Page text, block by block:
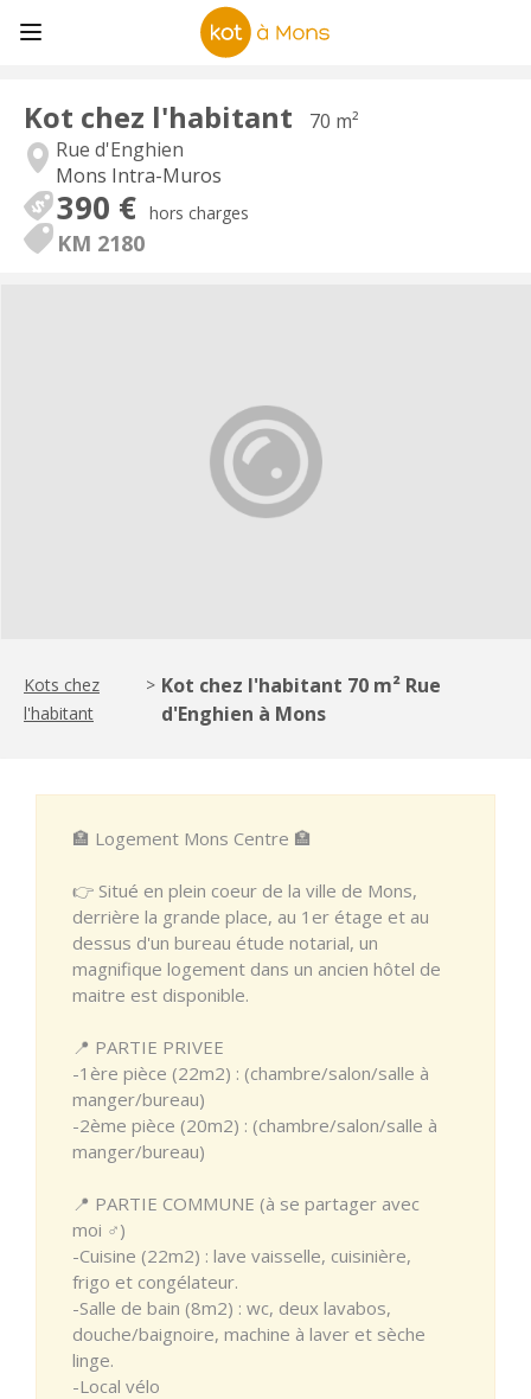
Kot chez l'habitant
70 m²
Rue d'Enghien
Mons Intra-Muros
390 € hors charges
KM 2180
Kots chez
l'habitant
> Kot chez l'habitant 70 m² Rue
d'Enghien à Mons
🏣 Logement Mons Centre 🏣
👉 Situé en plein coeur de la ville de Mons,
derrière la grande place, au 1er étage et au
dessus d'un bureau étude notarial, un
magnifique logement dans un ancien hôtel de
maitre est disponible.
📍 PARTIE PRIVEE
-1ère pièce (22m2) : (chambre/salon/salle à
manger/bureau)
-2ème pièce (20m2) : (chambre/salon/salle à
manger/bureau)
📍 PARTIE COMMUNE (à se partager avec
moi ♂️)
-Cuisine (22m2) : lave vaisselle, cuisinière,
frigo et congélateur.
-Salle de bain (8m2) : wc, deux lavabos,
douche/baignoire, machine à laver et sèche
linge.
-Local vélo